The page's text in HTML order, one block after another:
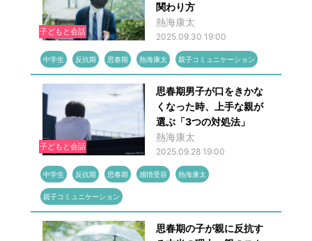
子どもと会話
関わり方
熱海康太
2025.09.30 19:00
中学生 反抗期 思春期 熱海康太 親子コミュニケーション
子どもと会話
思春期男子が口をきかな
くなった時、上手な親が
選ぶ「3つの対処法」
熱海康太
2025.09.28 19:00
中学生 反抗期 思春期 感情受容 熱海康太
親子コミュニケーション
思春期の子が親に反抗す